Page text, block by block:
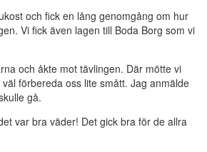
och fick en lång genomgång om hur
Vi fick även lagen till Boda Borg som vi
och åkte mot tävlingen. Där mötte vi
förbereda oss lite smått. Jag anmälde
gå.
var bra väder! Det gick bra för de allra